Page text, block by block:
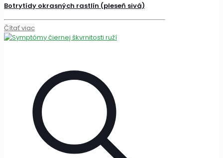
Botrytídy okrasných rastlín (pleseň sivá)
Čítať viac